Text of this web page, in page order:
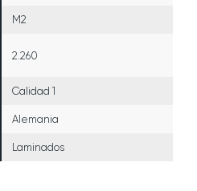
M2
2.260
Calidad 1
Alemania
Laminados